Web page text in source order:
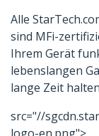
Alle
sind MFi-
Ihrem Gerät
lebenslangen
lange Zeit
src="//